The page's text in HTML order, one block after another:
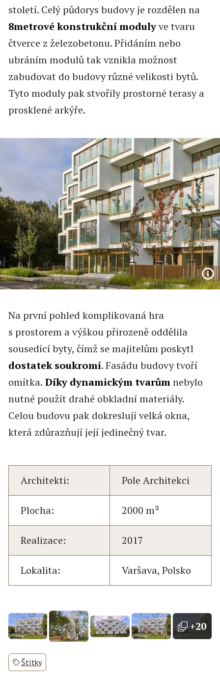
století. Celý půdorys budovy je rozdělen na
8metrové konstrukční modulyve tvaru
čtverce z železobetonu. Přidáním nebo
ubráním modulů tak vznikla možnost
zabudovat do budovy různé velikosti bytů.
Tyto moduly pak stvořily prostorné terasy a
prosklené arkýře.
Na první pohled komplikovaná hra
s prostorem a výškou přirozeně oddělila
sousedící byty, čímž se majitelům poskytl
dostatek soukromí. Fasádu budovy tvoří
omítka. Díky dynamickým tvarůmnebylo
nutné použít drahé obkladní materiály.
Celou budovu pak dokreslují velká okna,
která zdůrazňují její jedinečný tvar.
Architekti: Pole Architekci
Plocha: 2000 m²
Realizace: 2017
Lokalita: Varšava, Polsko
+20
Štítky